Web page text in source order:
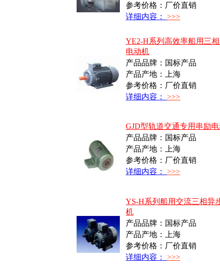
参考价格：厂价直销
详细内容： >>>
YE2-H系列高效率船用三
电动机
产品品牌：国标产品
产品产地：上海
参考价格：厂价直销
详细内容： >>>
GJD型轨道交通专用串励
产品品牌：国标产品
产品产地：上海
参考价格：厂价直销
详细内容： >>>
YS-H系列船用交流三相异
机
产品品牌：国标产品
产品产地：上海
参考价格：厂价直销
详细内容： >>>